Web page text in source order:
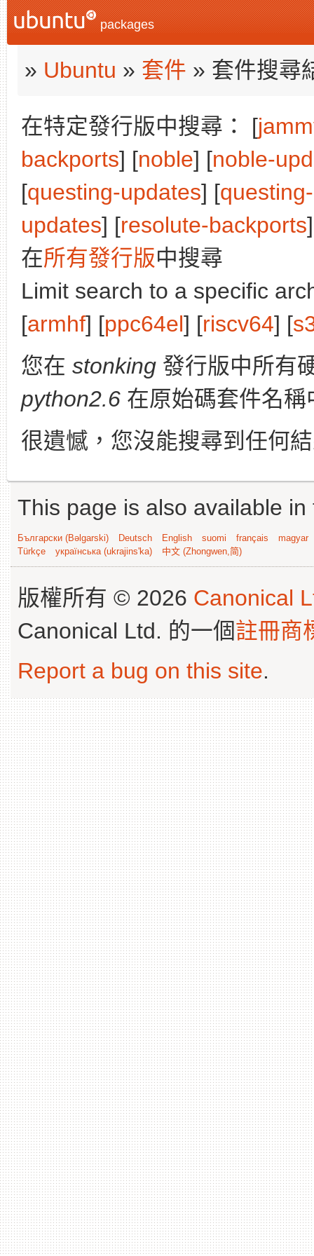
packages
» Ubuntu » 套件 » 套件搜尋
在特定發行版中搜尋： [
backports] [noble] [noble-
[questing-updates] [
updates] [resolute-backports
在所有發行版中搜尋
Limit search to a specific
[armhf] [ppc64el] [riscv64] [
您在 stonking 發行版中所有
python2.6 在原始碼套件名
很遺憾，您沒能搜尋到任何
This page is also available
Български (Bəlgarski) Deutsch English suomi français
magyar
Türkçe
українська (ukrajins'ka) 中文 (Zhongwen,简)
版權所有 © 2026 Canonical
Canonical Ltd. 的一個註冊商
Report a bug on this site.